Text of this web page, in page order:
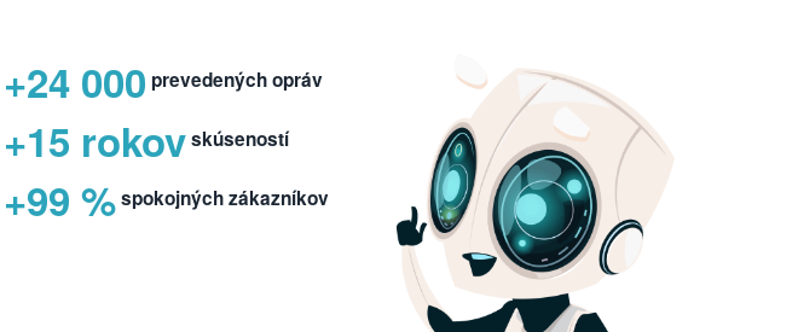
+24 000 prevedených opráv
+15 rokovskúseností
+99 %spokojných zákazníkov